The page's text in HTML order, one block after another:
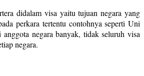
didalam visa yaitu tujuan negara yang
perkara tertentu contohnya seperti Uni
negara banyak, tidak seluruh visa
negara.